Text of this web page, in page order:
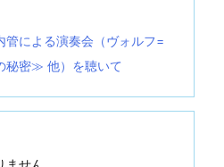
管による演奏会（ヴォルフ=
秘密≫ 他）を聴いて